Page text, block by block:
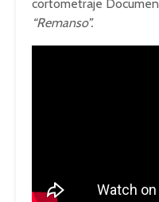
cortometraje
“Remanso”.